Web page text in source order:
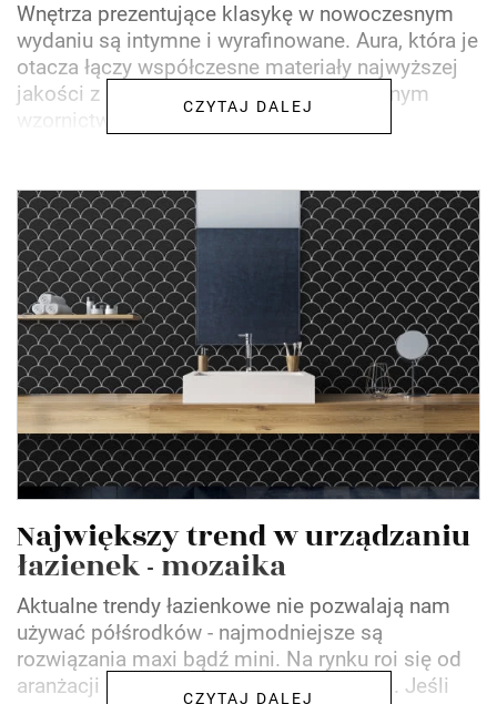
Wnętrza prezentujące klasykę w nowoczesnym
wydaniu są intymne i wyrafinowane. Aura, która je
otacza łączy współczesne materiały najwyższej
jakości z kształtami inspirowanymi dawnym
wzornictwem,...
CZYTAJ DALEJ
Największy trend w urządzaniu
łazienek - mozaika
Aktualne trendy łazienkowe nie pozwalają nam
używać półśrodków - najmodniejsze są
rozwiązania maxi bądź mini. Na rynku roi się od
aranżacji z wielkoformatowymi płytkami. Jeśli
CZYTAJ DALEJ